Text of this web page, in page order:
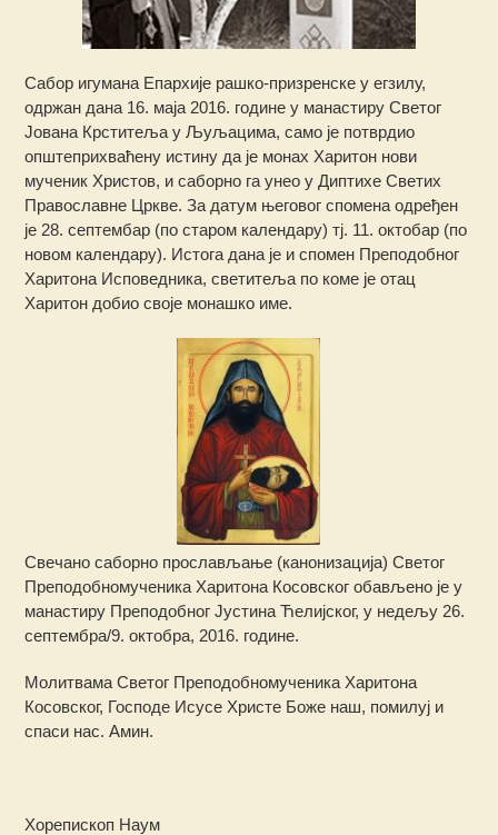
Сабор игумана Епархије рашко-призренске у егзилу,
одржан дана 16. маја 2016. године у манастиру Светог
Јована Крститеља у Љуљацима, само је потврдио
општеприхваћену истину да је монах Харитон нови
мученик Христов, и саборно га унео у Диптихе Светих
Православне Цркве. За датум његовог спомена одређен
је 28. септембар (по старом календару) тј. 11. октобар (по
новом календару). Истога дана је и спомен Преподобног
Харитона Исповедника, светитеља по коме је отац
Харитон добио своје монашко име.
Свечано саборно прослављање (канонизација) Светог
Преподобномученика Харитона Косовског обављено је у
манастиру Преподобног Јустина Ћелијског, у недељу 26.
септембра/9. октобра, 2016. године.
Молитвама Светог Преподобномученика Харитона
Косовског, Господе Исусе Христе Боже наш, помилуј и
спаси нас. Амин.
Хорепископ Наум